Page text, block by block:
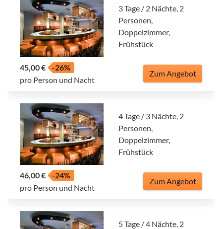
3 Tage / 2 Nächte, 2
Personen,
Doppelzimmer,
Frühstück
45,00 €
-26%
pro Person und Nacht
Zum Angebot
4 Tage / 3 Nächte, 2
Personen,
Doppelzimmer,
Frühstück
46,00 €
-24%
pro Person und Nacht
Zum Angebot
5 Tage / 4 Nächte, 2